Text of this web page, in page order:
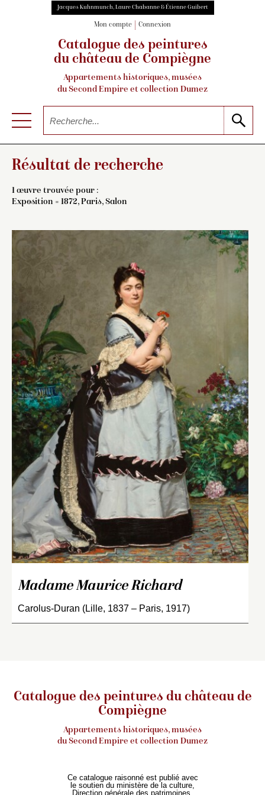
Jacques Kuhnmunch, Laure Chabanne & Étienne Guibert
Mon compte Connexion
Catalogue des peintures
du château de Compiègne
Appartements historiques, musées
du Second Empire et collection Dumez
Résultat de recherche
1 œuvre trouvée pour :
Exposition = 1872, Paris, Salon
Madame Maurice Richard
Carolus-Duran (Lille, 1837 – Paris, 1917)
Catalogue des peintures du château de
Compiègne
Appartements historiques, musées
du Second Empire et collection Dumez
Ce catalogue raisonné est publié avec
le soutien du ministère de la culture,
Direction générale des patrimoines,